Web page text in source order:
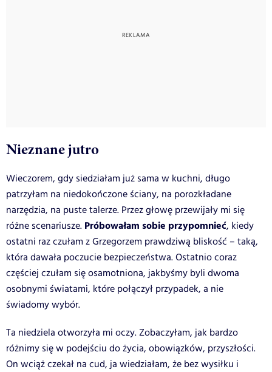
Nieznane jutro
Wieczorem, gdy siedziałam już sama w kuchni, długo
patrzyłam na niedokończone ściany, na porozkładane
narzędzia, na puste talerze. Przez głowę przewijały mi się
różne scenariusze. Próbowałam sobie przypomnieć, kiedy
ostatni raz czułam z Grzegorzem prawdziwą bliskość – taką,
która dawała poczucie bezpieczeństwa. Ostatnio coraz
częściej czułam się osamotniona, jakbyśmy byli dwoma
osobnymi światami, które połączył przypadek, a nie
świadomy wybór.
Ta niedziela otworzyła mi oczy. Zobaczyłam, jak bardzo
różnimy się w podejściu do życia, obowiązków, przyszłości.
On wciąż czekał na cud, ja wiedziałam, że bez wysiłku i